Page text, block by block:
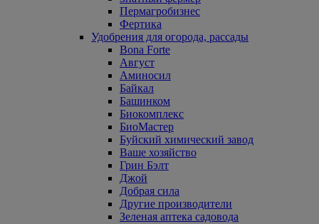
Пермагробизнес
Фертика
Удобрения для огорода, рассады
Bona Forte
Август
Аминосил
Байкал
Башинком
Биокомплекс
БиоМастер
Буйский химический завод
Ваше хозяйство
Грин Бэлт
Джой
Добрая сила
Другие производители
Зеленая аптека садовода